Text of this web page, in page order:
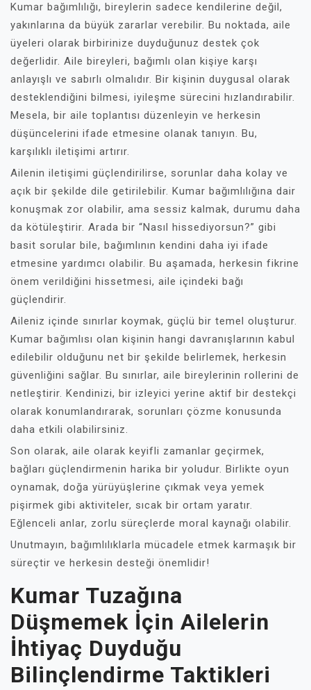
Kumar bağımlılığı, bireylerin sadece kendilerine değil,
yakınlarına da büyük zararlar verebilir. Bu noktada, aile
üyeleri olarak birbirinize duyduğunuz destek çok
değerlidir. Aile bireyleri, bağımlı olan kişiye karşı
anlayışlı ve sabırlı olmalıdır. Bir kişinin duygusal olarak
desteklendiğini bilmesi, iyileşme sürecini hızlandırabilir.
Mesela, bir aile toplantısı düzenleyin ve herkesin
düşüncelerini ifade etmesine olanak tanıyın. Bu,
karşılıklı iletişimi artırır.
Ailenin iletişimi güçlendirilirse, sorunlar daha kolay ve
açık bir şekilde dile getirilebilir. Kumar bağımlılığına dair
konuşmak zor olabilir, ama sessiz kalmak, durumu daha
da kötüleştirir. Arada bir “Nasıl hissediyorsun?” gibi
basit sorular bile, bağımlının kendini daha iyi ifade
etmesine yardımcı olabilir. Bu aşamada, herkesin fikrine
önem verildiğini hissetmesi, aile içindeki bağı
güçlendirir.
Aileniz içinde sınırlar koymak, güçlü bir temel oluşturur.
Kumar bağımlısı olan kişinin hangi davranışlarının kabul
edilebilir olduğunu net bir şekilde belirlemek, herkesin
güvenliğini sağlar. Bu sınırlar, aile bireylerinin rollerini de
netleştirir. Kendinizi, bir izleyici yerine aktif bir destekçi
olarak konumlandırarak, sorunları çözme konusunda
daha etkili olabilirsiniz.
Son olarak, aile olarak keyifli zamanlar geçirmek,
bağları güçlendirmenin harika bir yoludur. Birlikte oyun
oynamak, doğa yürüyüşlerine çıkmak veya yemek
pişirmek gibi aktiviteler, sıcak bir ortam yaratır.
Eğlenceli anlar, zorlu süreçlerde moral kaynağı olabilir.
Unutmayın, bağımlılıklarla mücadele etmek karmaşık bir
süreçtir ve herkesin desteği önemlidir!
Kumar Tuzağına
Düşmemek İçin Ailelerin
İhtiyaç Duyduğu
Bilinçlendirme Taktikleri